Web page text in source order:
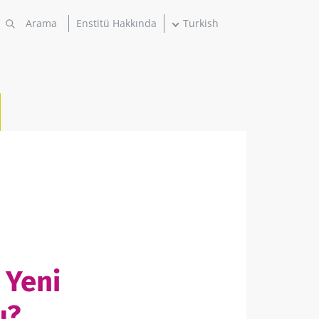
Enstitü Hakkında Turkish
Yeni